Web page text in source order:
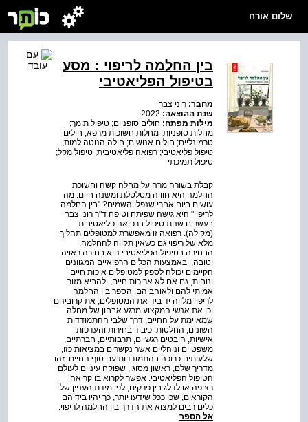
שלום אורח
בין החלמה לריפוי : מסע
בטיפול הפליאטיבי
מחבר: רוני צבר
שנת ההוצאה:
מילות מפתח: חולים סופניים; טיפול תומך;
מחלות סופניות; מחלות חשוכות מרפא; חולים
טרמינליים; חולים אנושים; חולה הנוטה למות;
טיפול פליאטיבי; רפואה פליאטיבית; טיפול מקל;
טיפול תמיכתי
קבלת בשורה מרה על מחלה קשה וחשוכת
החלמה היא חוויה מטלטלת ומשנה חיים. מה
עושים ביום אחרי שנפלו השמים? "בין החלמה
לריפוי" היא גישה שפיתח וטיפח ד"ר רוני צבר
בעשרים שנות טיפול ברפואה פליאטיבית
(מקילה). רפואה זו מאפשרת למטופלים תהליך
מלא של ריפוי גם כשאין תקווה להחלמה.
הבחירה בטיפול הפליאטיבי היא בחירה ראויה
וטובה, ובאמצעות הכלים הרפואיים המגוונים
הקיימים יכולה לספק למטופלים איכות חיים
ונוחות, גם אם לא אריכות חיים, ולהביא מזור
אמיתי להם ולאוהביהם. הספר בין החלמה
לריפוי מלווה יד ביד את המטופלים, את קרוביהם
וכן את אנשי המקצוע מרגע אבחון של מחלה
שמאיימת על החיים, דרך שלבי ההתמודדות
השונים, החלטות, כיבוד בחירות והעדפות
אישיות, היבטים רגשיים, תרבותיים, חברתיים,
משפטיים ונוהליים אשר נקשרים במציאות כזו,
שלעיתים כרוכה בהתמודדות עם סוף החיים. זהו
מדריך שלם, ראשון מסוגו, שפוקח עיניים לעולם
הטיפול הפליאטיבי. אפשר לקרוא בו קריאה
רציפה או לדלג בין פרקים, לפי מידת העניין של
הקוראים, שכן ככל שידעו יותר, כך יהיו בידיהם
כלים רבים למצוא את הדרך בין החלמה לריפוי.
אל הספר